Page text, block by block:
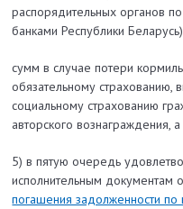
распорядительных органов
банками Республики
сумм в случае потери
обязательному страхованию,
социальному страхованию
авторского вознаграждения,
5) в пятую очередь
исполнительным документам
погашения задолженности по